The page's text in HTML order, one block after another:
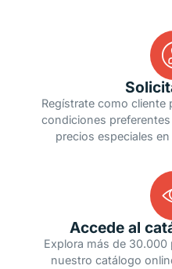
Regístrate como cliente
condiciones
precios especiales
Accede al
Explora más de
nuestro catálogo